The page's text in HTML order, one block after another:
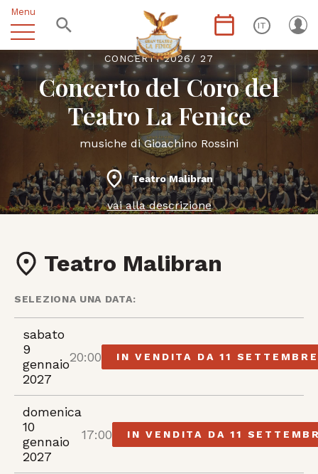
Menu
IT
CONCERTI 2026/ 27
Concerto del Coro del
Teatro La Fenice
musiche di Gioachino Rossini
Teatro Malibran
vai alla descrizione
Teatro Malibran
SELEZIONA UNA DATA:
sabato
9
gennaio
2027
20:00 IN VENDITA DA 11 SETTEMBRE
domenica
10
gennaio
2027
17:00 IN VENDITA DA 11